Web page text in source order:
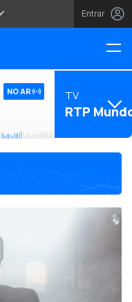
Entrar
NO AR TV
RTP